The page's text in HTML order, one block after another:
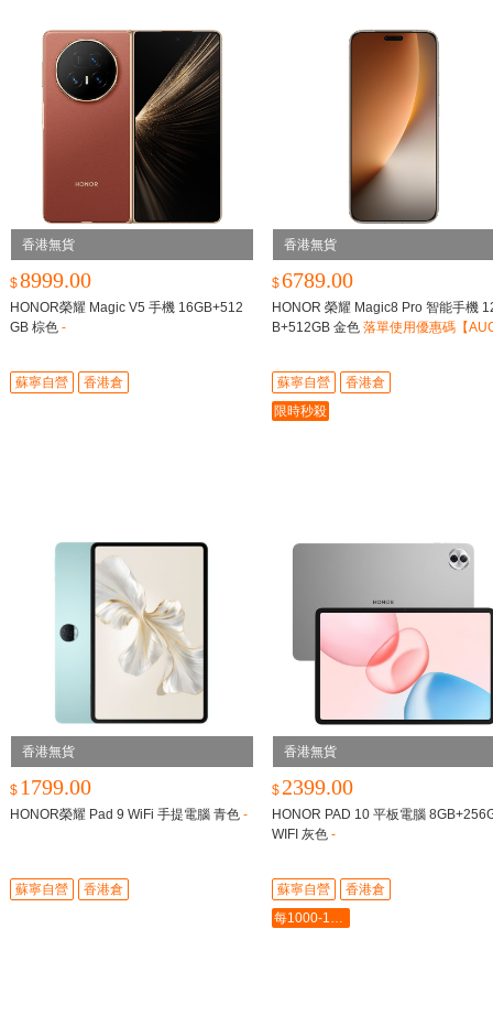
香港無貨
$8999.00
HONOR榮耀 Magic V5 手機 16GB+512
GB 棕色 -
蘇寧自營 香港倉
香港無貨
$6789.00
HONOR 榮耀 Magic8 Pro 智能手機
B+512GB 金色 落單使用優惠碼【
蘇寧自營
香港倉
限時秒殺
香港無貨
$ 1799.00
HONOR榮耀 Pad 9 WiFi 手提電腦 青色 -
蘇寧自營 香港倉
香港無貨
$ 2399.00
HONOR PAD 10 平板電腦
WIFI 灰色 -
蘇寧自營
香港倉
每1000-100最多-5000